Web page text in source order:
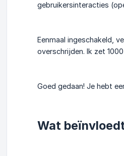
gebruikersinteracties
Eenmaal ingeschakeld,
overschrijden. Ik zet
Goed gedaan! Je hebt
Wat